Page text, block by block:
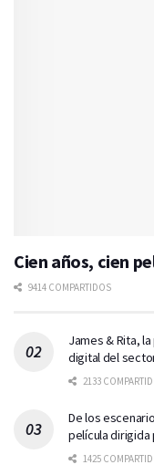
Cien años, cien
9414 COMPARTIDOS
James & Rita,
digital del
2133
De los
película
1425